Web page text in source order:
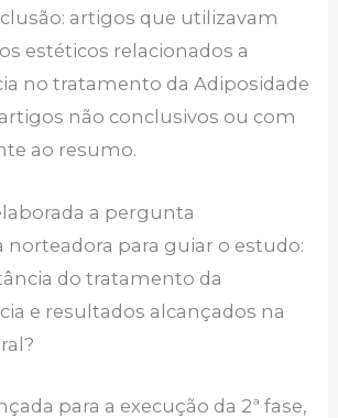
artigos que utilizavam
estéticos relacionados a
no tratamento da Adiposidade
não conclusivos ou com
ao resumo.
a pergunta
para guiar o estudo:
do tratamento da
e resultados alcançados na
para a execução da 2ª fase,